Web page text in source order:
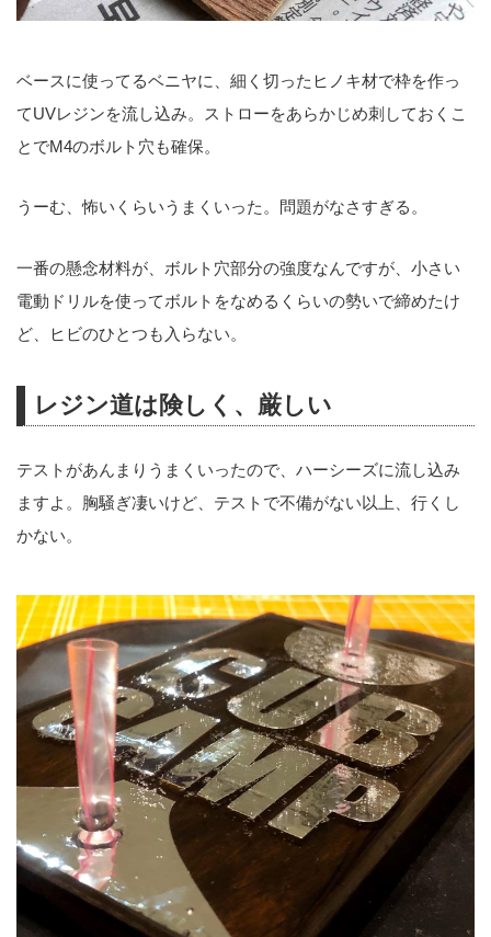
ベースに使ってるベニヤに、細く切ったヒノキ材で枠を作っ
てUVレジンを流し込み。ストローをあらかじめ刺しておくこ
とでM4のボルト穴も確保。
うーむ、怖いくらいうまくいった。問題がなさすぎる。
一番の懸念材料が、ボルト穴部分の強度なんですが、小さい
電動ドリルを使ってボルトをなめるくらいの勢いで締めたけ
ど、ヒビのひとつも入らない。
レジン道は険しく、厳しい
テストがあんまりうまくいったので、ハーシーズに流し込み
ますよ。胸騒ぎ凄いけど、テストで不備がない以上、行くし
かない。